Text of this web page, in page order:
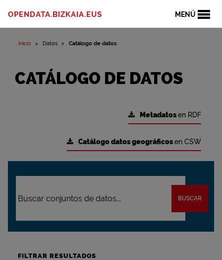
MENÚ
OPENDATA.BIZKAIA.EUS
Inicio Datos Catálogo de datos
CATÁLOGO DE DATOS
Metadatosen RDF
Catálogo datos geográficosen CSW
BUSCAR
FILTRAR RESULTADOS